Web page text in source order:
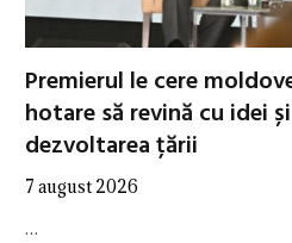
Premierul le cere
hotare să revină cu idei
dezvoltarea țării
7 august 2026
…